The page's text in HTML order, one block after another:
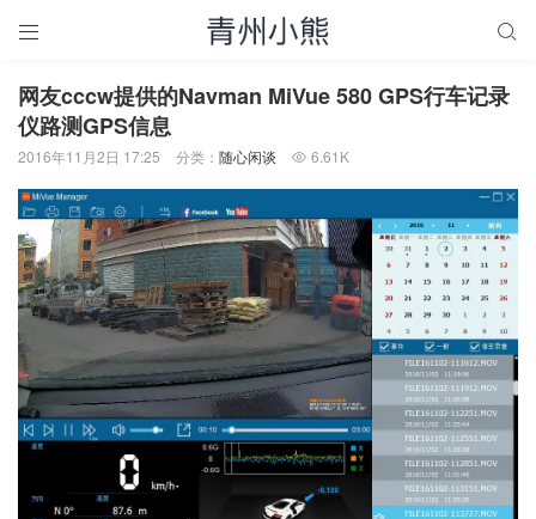
 
网友cccw提供的Navman MiVue 580 GPS行车记录
仪路测GPS信息
2016年11月2日 17:25 分类： 随心闲谈  6.61K